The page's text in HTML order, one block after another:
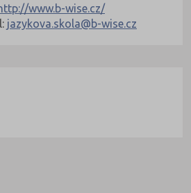
www.b-wise.cz/
jazykova.skola@b-wise.cz